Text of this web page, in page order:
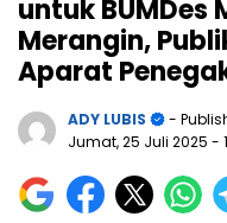
untuk BUMDes
Merangin,
Aparat
ADY LUBIS
-
Jumat, 25 Juli 2025 -